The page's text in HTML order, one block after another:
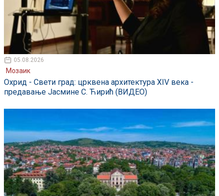
05.08.2026
Мозаик
Охрид - Свети град: црквена архитектура XIV века -
предавање Јасмине С. Ћирић (ВИДЕО)